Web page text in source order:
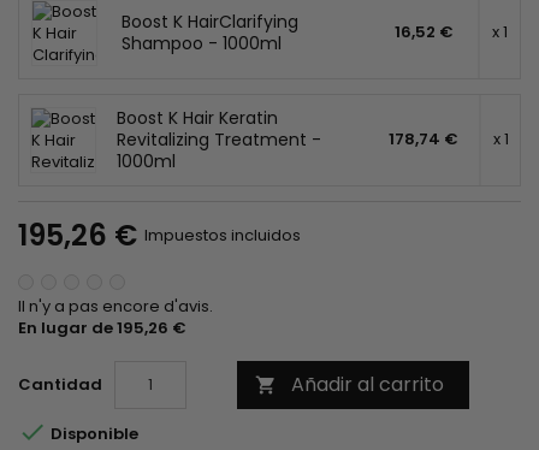
Boost K HairClarifying
Shampoo - 1000ml
16,52 € x 1
Boost K Hair Keratin
Revitalizing Treatment -
1000ml
178,74 € x 1
195,26 € Impuestos incluidos
Il n'y a pas encore d'avis.
En lugar de 195,26 €
Cantidad  Añadir al carrito
 Disponible